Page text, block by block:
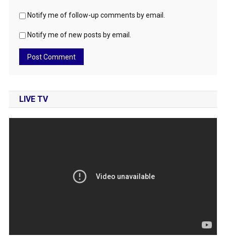
Notify me of follow-up comments by email.
Notify me of new posts by email.
LIVE TV